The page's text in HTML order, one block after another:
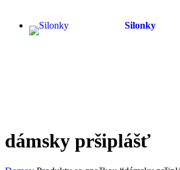
Silonky
dámsky pršiplášť